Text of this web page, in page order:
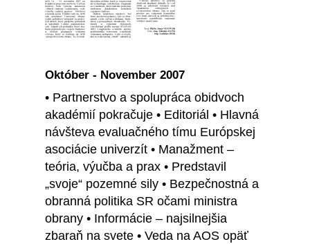
Október - November 2007
• Partnerstvo a spolupráca obidvoch
akadémií pokračuje • Editoriál • Hlavná
návšteva evaluačného tímu Európskej
asociácie univerzít • Manažment –
teória, výučba a prax • Predstavil
„svoje“ pozemné sily • Bezpečnostná a
obranná politika SR očami ministra
obrany • Informácie – najsilnejšia
zbaraň na svete • Veda na AOS opäť